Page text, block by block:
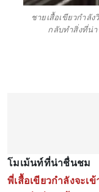
ชายเสื้อเขียวกำลั
กลับทำสิ่งที่น่
โมเม้นท์ที่น่าชื่นชม​
พี่เสื้อเขียวกำลังจะเ